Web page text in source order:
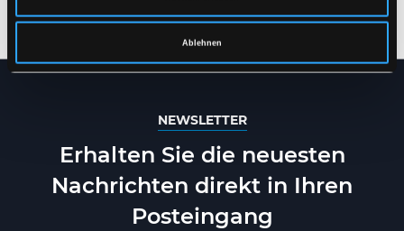
Ablehnen
NEWSLETTER
Erhalten Sie die neuesten
Nachrichten direkt in Ihren
Posteingang